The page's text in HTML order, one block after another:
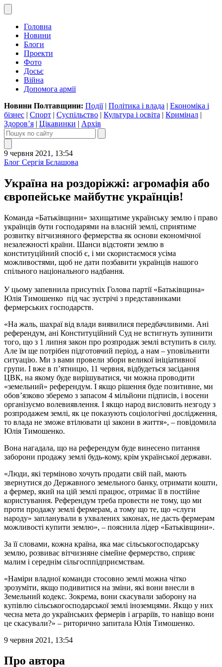
Головна
Новини
Блоги
Проекти
Фото
Досьє
Війна
Допомога армії
Новини Полтавщини: Події| Політика і влада | Економіка і
бізнес | Спорт | Суспільство | Культура і освіта | Кримінал |
Здоров’я | Цікавинки | Архів
9 червня 2021, 13:54
Блог Сергія Бєлашова
Україна на роздоріжжі: агромафія або
європейське майбутнє українців!
Команда «Батьківщини» захищатиме українську землю і право
українців бути господарями на власній землі, сприятиме
розвитку вітчизняного фермерства як основи економічної
незалежності країни. Шанси відстояти землю в
конституційний спосіб є, і ми скористаємося усіма
можливостями, щоб не дати позбавити українців нашого
спільного національного надбання.
У цьому запевнила присутніх Голова партії «Батьківщина»
Юлія Тимошенко під час зустрічі з представниками
фермерських господарств.
«На жаль, шахраї від влади виявилися передбачливими. Ані
референдум, ані Конституційний Суд не встигнуть зупинити
того, що з 1 липня закон про розпродаж землі вступить в силу.
Але їм ще потрібен підготовчий період, а нам – уповільнити
ситуацію. Ми з вами провели збори великої ініціативної
групи. І вже в п’ятницю, 11 червня, відбудеться засідання
ЦВК, на якому буде вирішуватися, чи можна проводити
«земельний» референдум. І якщо рішення буде позитивне, ми
обов’язково зберемо з запасом 4 мільйони підписів, і восени
організуємо волевиявлення. І якщо народ висловить незгоду з
розпродажем землі, як це показують соціологічні дослідження,
то влада не зможе втілювати ці закони в життя», – повідомила
Юлія Тимошенко.
Вона нагадала, що на референдум буде винесено питання
заборони продажу землі будь-кому, крім української держави.
«Люди, які терміново хочуть продати свій пай, мають
звернутися до Державного земельного банку, отримати кошти,
а фермер, який на цій землі працює, отримає її в постійне
користування. Референдум треба провести не тому, що ми
проти продажу землі фермерам, а тому що те, що «слуги
народу» запланували в ухвалених законах, не дасть фермерам
можливості купити землю», – пояснила лідер «Батьківщини».
За її словами, кожна країна, яка має сільськогосподарську
землю, розвиває вітчизняне сімейне фермерство, сприяє
малим і середнім сільгосппідприємствам.
«Наміри владної команди стосовно землі можна чітко
зрозуміти, якщо подивитися на зміни, які вони внесли в
Земельний кодекс. Зокрема, вони скасували заборону на
купівлю сільськогосподарської землі іноземцями. Якщо у них
чесна мета до українських фермерів і аграріїв, то навіщо вони
це скасували?» – риторично запитала Юлія Тимошенко.
9 червня 2021, 13:54
Про автора